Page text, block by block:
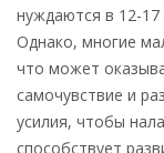
нуждаются в 12-17
Однако, многие
что может
самочувствие и
усилия, чтобы
способствует